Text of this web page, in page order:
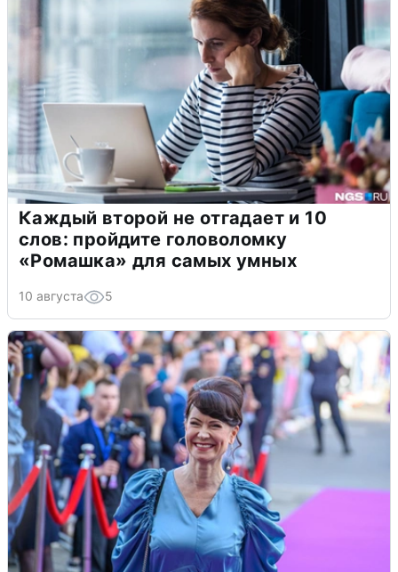
Каждый второй не отгадает и 10
слов: пройдите головоломку
«Ромашка» для самых умных
10 августа 5